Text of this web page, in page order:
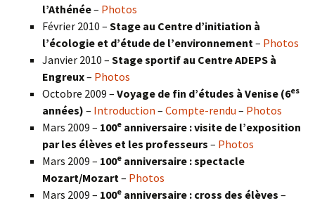
l’Athénée– Photos
Février 2010 – Stage au Centre d’initiation à
l’écologie et d’étude de l’environnement – Photos
Janvier 2010 – Stage sportif au Centre ADEPS à
Engreux– Photos
Octobre 2009 – Voyage de fin d’études à Venise (6es
années) – Introduction – Compte-rendu – Photos
Mars 2009 – 100e anniversaire : visite de l’exposition
par les élèves et les professeurs – Photos
Mars 2009 – 100e anniversaire : spectacle
Mozart/Mozart – Photos
Mars 2009 – 100e anniversaire : cross des élèves –